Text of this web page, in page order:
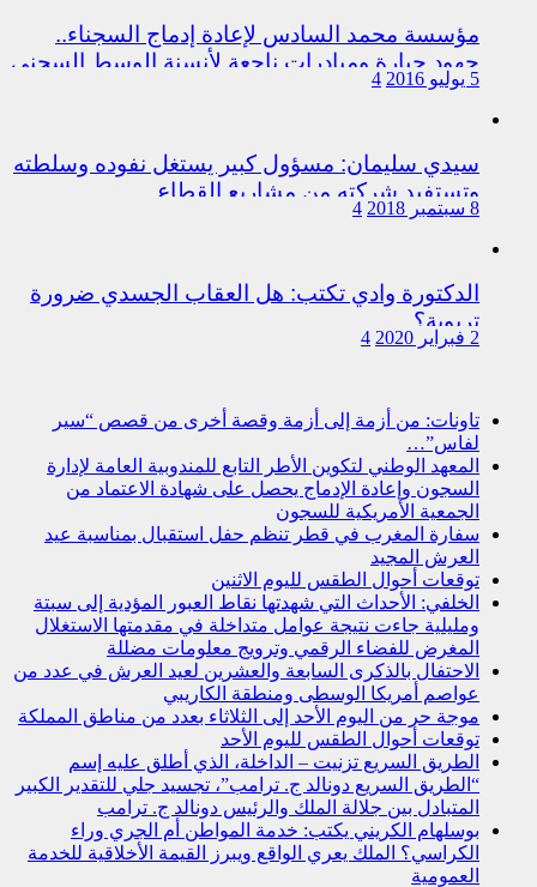
مؤسسة محمد السادس لإعادة إدماج السجناء..
جهود جبارة ومبادرات ناجعة لأنسنة الوسط السجني
5 يوليو 2016 4
سيدي سليمان: مسؤول كبير يستغل نفوده وسلطته
وتستفيد شركته من مشاريع القطاع
8 سبتمبر 2018 4
الدكتورة وادي تكتب: هل العقاب الجسدي ضرورة
تربوية؟
2 فبراير 2020 4
تاونات: من أزمة إلى أزمة وقصة أخرى من قصص “سير
لفاس”…
المعهد الوطني لتكوين الأطر التابع للمندوبية العامة لإدارة
السجون وإعادة الإدماج يحصل على شهادة الاعتماد من
الجمعية الأمريكية للسجون
سفارة المغرب في قطر تنظم حفل استقبال بمناسبة عيد
العرش المجيد
توقعات أحوال الطقس لليوم الاثنين
الخلفي: الأحداث التي شهدتها نقاط العبور المؤدية إلى سبتة
ومليلية جاءت نتيجة عوامل متداخلة في مقدمتها الاستغلال
المغرض للفضاء الرقمي وترويج معلومات مضللة
الاحتفال بالذكرى السابعة والعشرين لعيد العرش في عدد من
عواصم أمريكا الوسطى ومنطقة الكاريبي
موجة حر من اليوم الأحد إلى الثلاثاء بعدد من مناطق المملكة
توقعات أحوال الطقس لليوم الأحد
الطريق السريع تزنيت – الداخلة، الذي أطلق عليه إسم
“الطريق السريع دونالد ج. ترامب”، تجسيد جلي للتقدير الكبير
المتبادل بين جلالة الملك والرئيس دونالد ج. ترامب
بوسلهام الكريني يكتب: خدمة المواطن أم الجري وراء
الكراسي؟ الملك يعري الواقع ويبرز القيمة الأخلاقية للخدمة
العمومية